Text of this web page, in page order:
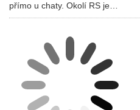
přímo u chaty. Okolí RS je…